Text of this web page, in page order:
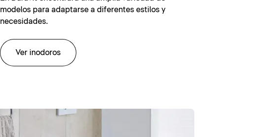
modelos para adaptarse a diferentes estilos y
necesidades.
Ver inodoros